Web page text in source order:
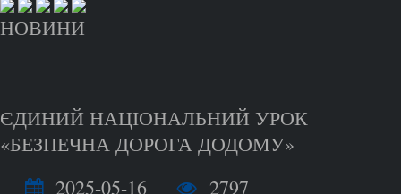
НОВИНИ
ЄДИНИЙ НАЦІОНАЛЬНИЙ УРОК
«БЕЗПЕЧНА ДОРОГА ДОДОМУ»
2025-05-16
2797